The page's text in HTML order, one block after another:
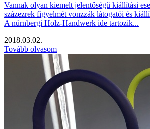
Vannak olyan kiemelt jelentőségű kiállítási
százezrek figyelmét vonzzák látogatói és
A nürnbergi Holz-Handwerk ide tartozik...
2018.03.02.
Tovább olvasom